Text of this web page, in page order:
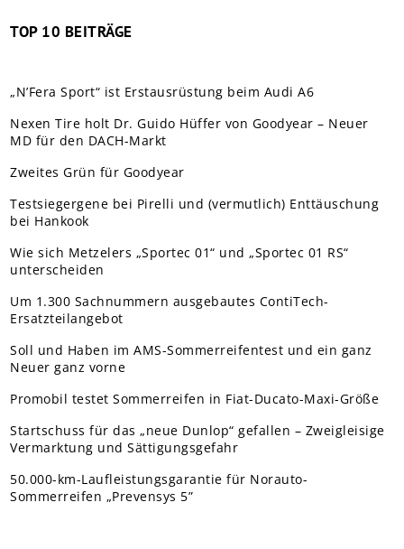
TOP 10 BEITRÄGE
„N’Fera Sport“ ist Erstausrüstung beim Audi A6
Nexen Tire holt Dr. Guido Hüffer von Goodyear – Neuer
MD für den DACH-Markt
Zweites Grün für Goodyear
Testsiegergene bei Pirelli und (vermutlich) Enttäuschung
bei Hankook
Wie sich Metzelers „Sportec 01“ und „Sportec 01 RS“
unterscheiden
Um 1.300 Sachnummern ausgebautes ContiTech-
Ersatzteilangebot
Soll und Haben im AMS-Sommerreifentest und ein ganz
Neuer ganz vorne
Promobil testet Sommerreifen in Fiat-Ducato-Maxi-Größe
Startschuss für das „neue Dunlop“ gefallen – Zweigleisige
Vermarktung und Sättigungsgefahr
50.000-km-Laufleistungsgarantie für Norauto-
Sommerreifen „Prevensys 5”